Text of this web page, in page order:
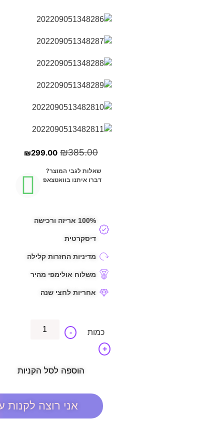
₪385.00
₪299.00
שאלות לגבי המוצר?
דברו איתנו בוואטצאפ
100% אריזה ורכישה
דיסקרטית
מדיניות החזרות קלילה
משלוח אולימפי מהיר
אחריות לחצי שנה
-
+
הוספה לסל הקניות
אני רוצה לקנות